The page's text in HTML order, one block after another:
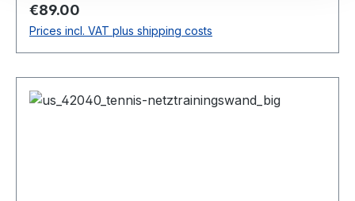
Regular price:
€89.00
Prices incl. VAT plus shipping costs